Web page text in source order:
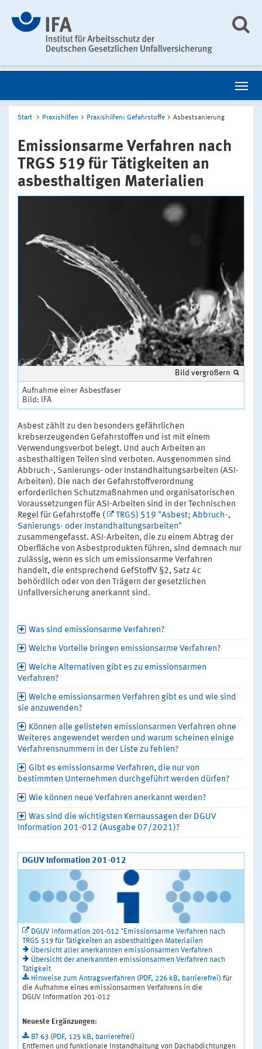
Start Praxishilfen Praxishilfen: Gefahrstoffe Asbestsanierung
Emissionsarme Verfahren nach
TRGS 519 für Tätigkeiten an
asbesthaltigen Materialien
Bild vergrößern
Aufnahme einer Asbestfaser
Bild: IFA
Asbest zählt zu den besonders gefährlichen
krebserzeugenden Gefahrstoffen und ist mit einem
Verwendungsverbot belegt. Und auch Arbeiten an
asbesthaltigen Teilen sind verboten. Ausgenommen sind
Abbruch-, Sanierungs- oder Instandhaltungsarbeiten (ASI-
Arbeiten). Die nach der Gefahrstoffverordnung
erforderlichen Schutzmaßnahmen und organisatorischen
Voraussetzungen für ASI-Arbeiten sind in der Technischen
Regel für Gefahrstoffe (
TRGS) 519 "Asbest; Abbruch-,
Sanierungs- oder Instandhaltungsarbeiten"
zusammengefasst. ASI-Arbeiten, die zu einem Abtrag der
Oberfläche von Asbestprodukten führen, sind demnach nur
zulässig, wenn es sich um emissionsarme Verfahren
handelt, die entsprechend GefStoffV §2, Satz 4c
behördlich oder von den Trägern der gesetzlichen
Unfallversicherung anerkannt sind.
Was sind emissionsarme Verfahren?
Welche Vorteile bringen emissionsarme Verfahren?
Welche Alternativen gibt es zu emissionsarmen
Verfahren?
Welche emissionsarmen Verfahren gibt es und wie sind
sie anzuwenden?
Können alle gelisteten emissionsarmen Verfahren ohne
Weiteres angewendet werden und warum scheinen einige
Verfahrensnummern in der Liste zu fehlen?
Gibt es emissionsarme Verfahren, die nur von
bestimmten Unternehmen durchgeführt werden dürfen?
Wie können neue Verfahren anerkannt werden?
Was sind die wichtigsten Kernaussagen der DGUV
Information 201-012 (Ausgabe 07/2021)?
DGUV Information 201-012
DGUV Information 201-012 "Emissionsarme Verfahren nach
TRGS 519 für Tätigkeiten an asbesthaltigen Materialien
Übersicht aller anerkannten emissionsarmen Verfahren
Übersicht der anerkannten emissionsarmen Verfahren nach
Tätigkeit
Hinweise zum Antragsverfahren (PDF, 226 kB, barrierefrei) für
die Aufnahme eines emissionsarmen Verfahrens in die
DGUV Information 201-012
Neueste Ergänzungen:
BT 63 (PDF, 125 kB, barrierefrei)
Entfernen und funktionale Instandhaltung von Dachabdichtungen